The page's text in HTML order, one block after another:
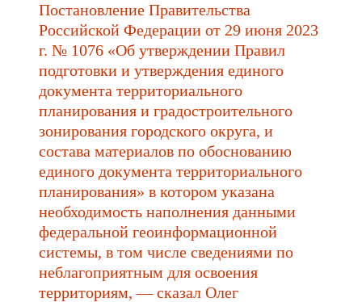
Постановление Правительства
Российской Федерации от 29 июня 2023
г. № 1076 «Об утверждении Правил
подготовки и утверждения единого
документа территориального
планирования и градостроительного
зонирования городского округа, и
состава материалов по обоснованию
единого документа территориального
планирования» в котором указана
необходимость наполнения данными
федеральной геоинформационной
системы, в том числе сведениями по
неблагоприятным для освоения
территориям, — сказал Олег